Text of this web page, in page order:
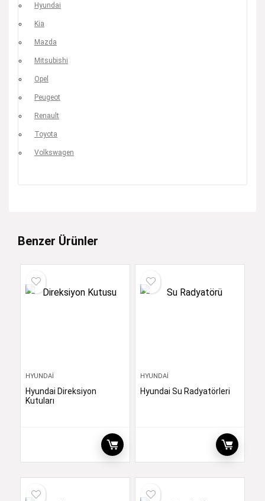
Hyundai
Kia
Mazda
Mitsubishi
Opel
Peugeot
Renault
Toyota
Volkswagen
Benzer Ürünler
HYUNDAI
Hyundai Direksiyon
Kutuları
HYUNDAI
Hyundai Su Radyatörleri